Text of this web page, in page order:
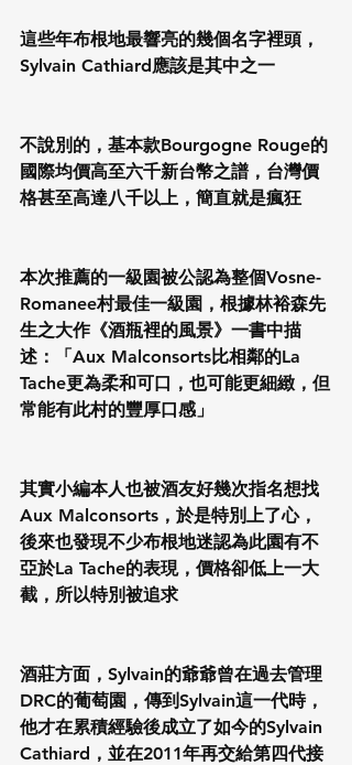
這些年布根地最響亮的幾個名字裡頭，
Sylvain Cathiard應該是其中之一
不說別的，基本款Bourgogne Rouge的
國際均價高至六千新台幣之譜，台灣價
格甚至高達八千以上，簡直就是瘋狂
本次推薦的一級園被公認為整個Vosne-
Romanee村最佳一級園，根據林裕森先
生之大作《酒瓶裡的風景》一書中描
述：「Aux Malconsorts比相鄰的La
Tache更為柔和可口，也可能更細緻，但
常能有此村的豐厚口感」
其實小編本人也被酒友好幾次指名想找
Aux Malconsorts，於是特別上了心，
後來也發現不少布根地迷認為此園有不
亞於La Tache的表現，價格卻低上一大
截，所以特別被追求
酒莊方面，Sylvain的爺爺曾在過去管理
DRC的葡萄園，傳到Sylvain這一代時，
他才在累積經驗後成立了如今的Sylvain
Cathiard，並在2011年再交給第四代接